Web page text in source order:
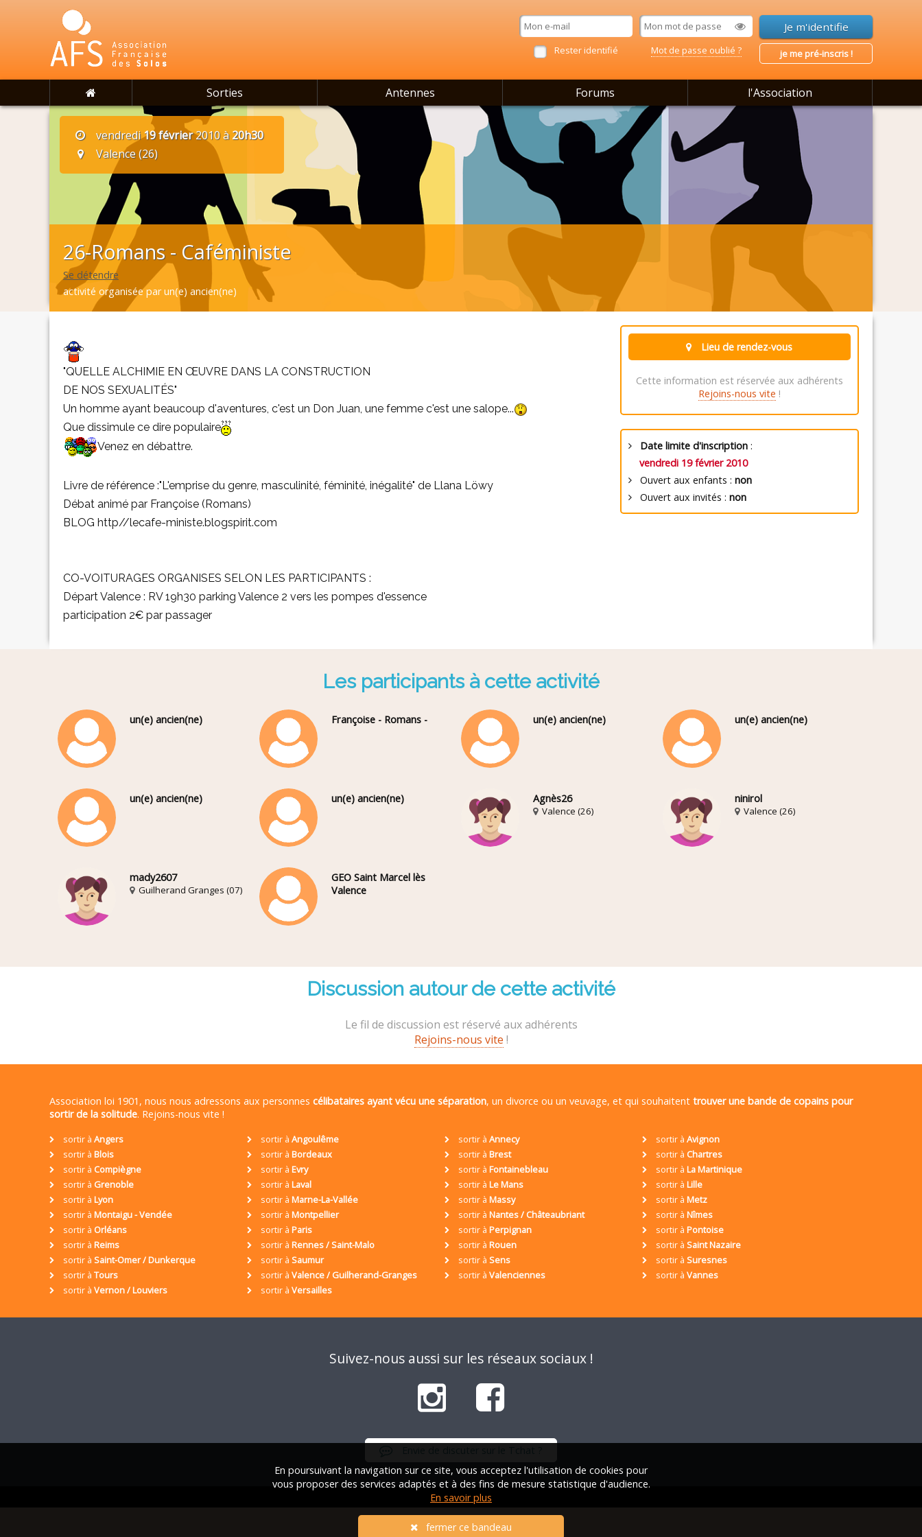
Rester identifié Mot de passe oublié ? je me pré-inscris !
Sorties Antennes Forums l'Association
vendredi19 février2010 à20h30
Valence (26)
26-Romans - Caféministe
Se détendre
activité organisée par un(e) ancien(ne)
"QUELLE ALCHIMIE EN ŒUVRE DANS LA CONSTRUCTION
DE NOS SEXUALITÉS"
Un homme ayant beaucoup d'aventures, c'est un Don Juan, une femme c'est une salope...
Que dissimule ce dire populaire
Venez en débattre.
Livre de référence :"L'emprise du genre, masculinité, féminité, inégalité" de Llana Löwy
Débat animé par Françoise (Romans)
BLOG http//lecafe-ministe.blogspirit.com
CO-VOITURAGES ORGANISES SELON LES PARTICIPANTS :
Départ Valence : RV 19h30 parking Valence 2 vers les pompes d'essence
participation 2€ par passager
Lieu de rendez-vous
Cette information est réservée aux adhérents
Rejoins-nous vite !
Date limite d'inscription:
vendredi 19 février 2010
Ouvert aux enfants : non
Ouvert aux invités : non
Les participants à cette activité
un(e) ancien(ne) Françoise - Romans - un(e) ancien(ne) un(e) ancien(ne)
un(e) ancien(ne) un(e) ancien(ne) Agnès26
Valence (26)
ninirol
Valence (26)
mady2607
Guilherand Granges (07)
GEO Saint Marcel lès
Valence
Discussion autour de cette activité
Le fil de discussion est réservé aux adhérents
Rejoins-nous vite !
Association loi 1901, nous nous adressons aux personnes célibataires ayant vécu une séparation, un divorce ou un veuvage, et qui souhaitent trouver une bande de copains pour
sortir de la solitude. Rejoins-nous vite !
sortir à Angers sortir à Angoulême sortir à Annecy sortir à Avignon
sortir à Blois sortir à Bordeaux sortir à Brest sortir à Chartres
sortir à Compiègne sortir à Evry sortir à Fontainebleau sortir à La Martinique
sortir à Grenoble sortir à Laval sortir à Le Mans sortir à Lille
sortir à Lyon sortir à Marne-La-Vallée sortir à Massy sortir à Metz
sortir à Montaigu - Vendée sortir à Montpellier sortir à Nantes / Châteaubriant sortir à Nîmes
sortir à Orléans sortir à Paris sortir à Perpignan sortir à Pontoise
sortir à Reims sortir à Rennes / Saint-Malo sortir à Rouen sortir à Saint Nazaire
sortir à Saint-Omer / Dunkerque sortir à Saumur sortir à Sens sortir à Suresnes
sortir à Tours sortir à Valence / Guilherand-Granges sortir à Valenciennes sortir à Vannes
sortir à Vernon / Louviers sortir à Versailles
Suivez-nous aussi sur les réseaux sociaux !
© 2001 / 2026 • Association Française des Solos |Qui sommes-nous ?|FAQ|Mentions légales
En poursuivant la navigation sur ce site, vous acceptez l'utilisation de cookies pour
vous proposer des services adaptés et à des fins de mesure statistique d'audience.
En savoir plus
fermer ce bandeau